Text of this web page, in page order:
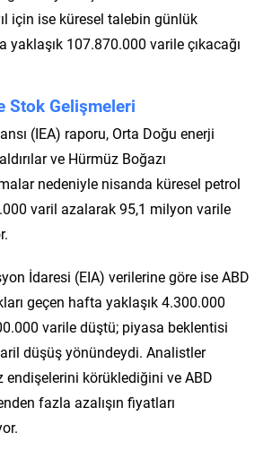
için ise küresel talebin günlük
yaklaşık 107.870.000 varile çıkacağı
Stok Gelişmeleri
(IEA) raporu, Orta Doğu enerji
ve Hürmüz Boğazı
nedeniyle nisanda küresel petrol
varil azalarak 95,1 milyon varile
İdaresi (EIA) verilerine göre ise ABD
geçen hafta yaklaşık 4.300.000
varile düştü; piyasa beklentisi
düşüş yönündeydi. Analistler
endişelerini körüklediğini ve ABD
fazla azalışın fiyatları